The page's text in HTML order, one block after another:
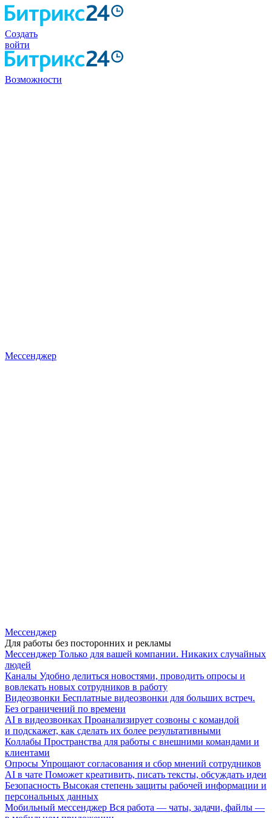
Создать
войти
Возможности
Мессенджер
Мессенджер
Для работы без посторонних и рекламы
Мессенджер Только для вашей компании. Никаких случайных
людей
Каналы Удобно делиться новостями, проводить опросы и
вовлекать новых сотрудников в работу
Видеозвонки Бесплатные видеозвонки для больших встреч.
Без ограничений по времени
AI в видеозвонках Проанализирует созвоны с командой
и подскажет, как сделать их более результативными
Коллабы Пространства для работы с внешними командами и
клиентами
Опросы Упрощают согласования и сбор мнений сотрудников
AI в чате Поможет креативить, писать тексты, обсуждать идеи
Безопасность Высокая степень защиты рабочей информации и
персональных данных
Мобильный мессенджер Вся работа — чаты, задачи, файлы —